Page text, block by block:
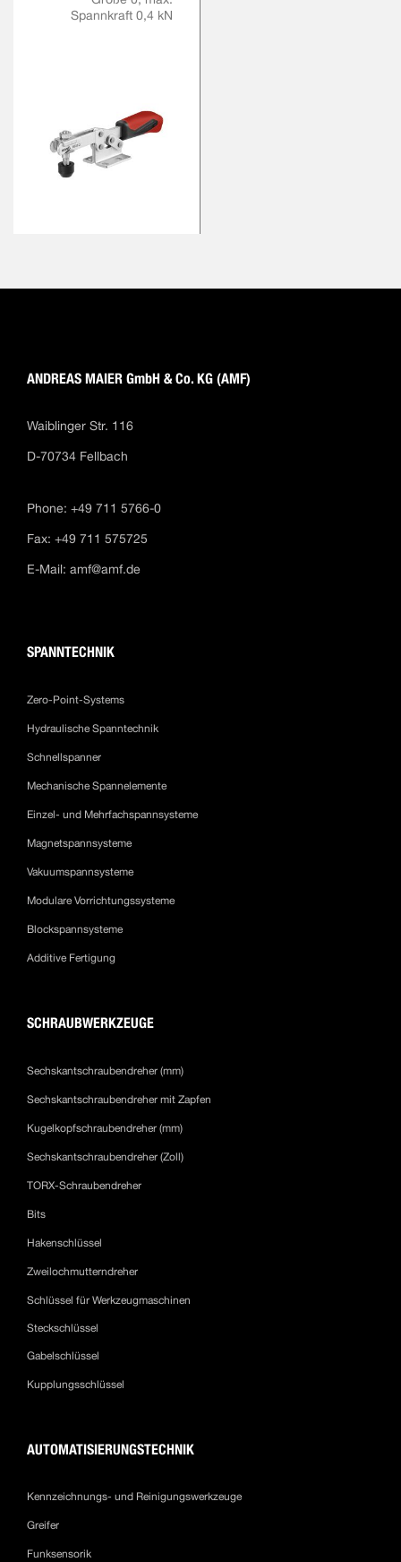
Spannkraft 0,4 kN
ANDREAS MAIER GmbH & Co. KG (AMF)
Waiblinger Str. 116
D-70734 Fellbach
Phone: +49 711 5766-0
Fax: +49 711 575725
E-Mail: amf@amf.de
SPANNTECHNIK
Zero-Point-Systems
Hydraulische Spanntechnik
Schnellspanner
Mechanische Spannelemente
Einzel- und Mehrfachspannsysteme
Magnetspannsysteme
Vakuumspannsysteme
Modulare Vorrichtungssysteme
Blockspannsysteme
Additive Fertigung
SCHRAUBWERKZEUGE
Sechskantschraubendreher (mm)
Sechskantschraubendreher mit Zapfen
Kugelkopfschraubendreher (mm)
Sechskantschraubendreher (Zoll)
TORX-Schraubendreher
Bits
Hakenschlüssel
Zweilochmutterndreher
Schlüssel für Werkzeugmaschinen
Steckschlüssel
Gabelschlüssel
Kupplungsschlüssel
AUTOMATISIERUNGSTECHNIK
Kennzeichnungs- und Reinigungswerkzeuge
Greifer
Funksensorik